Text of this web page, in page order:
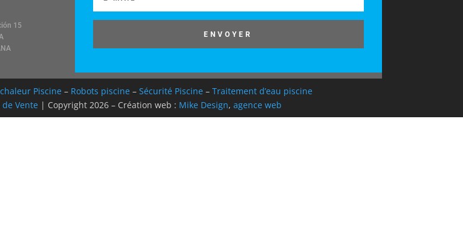
15
ENVOYER
Piscine – Robots piscine – Sécurité Piscine – Traitement d’eau piscine
Vente| Copyright 2026 – Création web : Mike Design, agence web